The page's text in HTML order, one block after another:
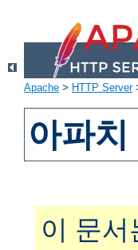
Apache > HTTP Server
아파
이 문